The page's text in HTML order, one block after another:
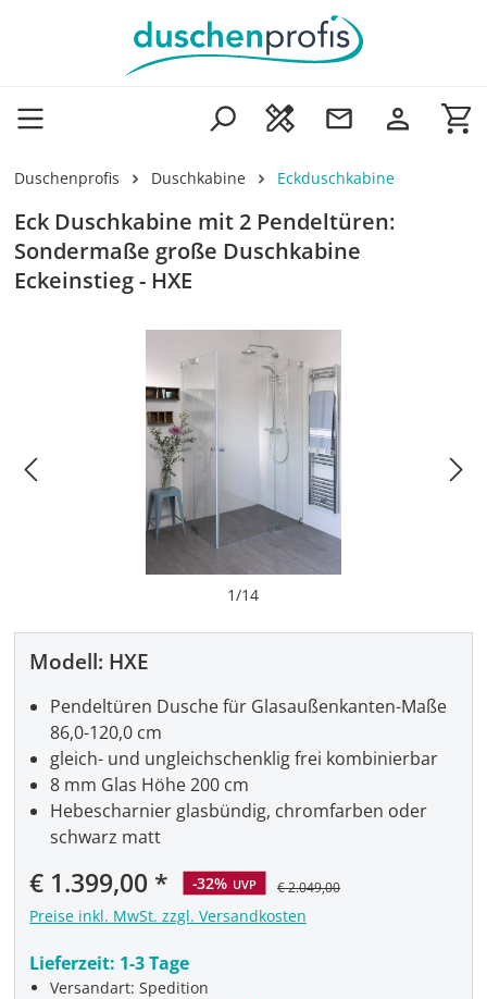
Zum Hauptinhalt springen
Duschenprofis Duschkabine Eckduschkabine
Eck Duschkabine mit 2 Pendeltüren:
Sondermaße große Duschkabine
Eckeinstieg - HXE
1/14
Modell: HXE
Verkaufspreis:
€ 1.399,00 -32% UVP € 2.049,00
Preise inkl. MwSt. zzgl. Versandkosten
Lieferzeit: 1-3 Tage
Versandart: Spedition
Pendeltüren Dusche für Glasaußenkanten-Maße
86,0-120,0 cm
gleich- und ungleichschenklig frei kombinierbar
8 mm Glas Höhe 200 cm
Hebescharnier glasbündig, chromfarben oder
schwarz matt